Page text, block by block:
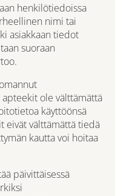
henkilötiedoissa
nimi tai
asiakkaan tiedot
suoraan
ole välttämättä
käyttöönsä
eivät välttämättä tiedä
kautta voi hoitaa
päivittäisessä